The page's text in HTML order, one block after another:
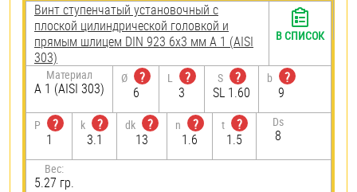
Винт ступенчатый установочный с
плоской цилиндрической головкой и
прямым шлицем DIN 923 6х3 мм А 1 (AISI
303)
Материал
А 1 (AISI 303)
Ø
?
6
L
?
3
S
?
SL 1.60
b
?
9
P
?
1
k
?
3.1
dk
?
13
n
?
1.6
t
?
1.5
Ds
8
Вес:
5.27 гр.
В СПИСОК